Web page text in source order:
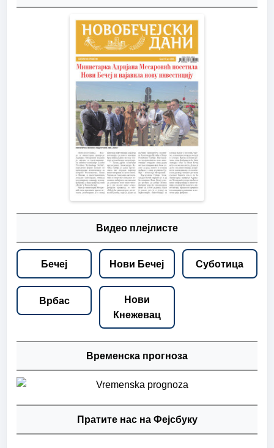
Видео плејлисте
Бечеј Нови Бечеј Суботица
Врбас
Нови
Кнежевац
Временска прогноза
Пратите нас на Фејсбуку